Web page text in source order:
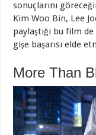
sonuçlarını
Kim Woo Bin, Lee
paylaştığı bu film
gişe başarısı elde
More Than